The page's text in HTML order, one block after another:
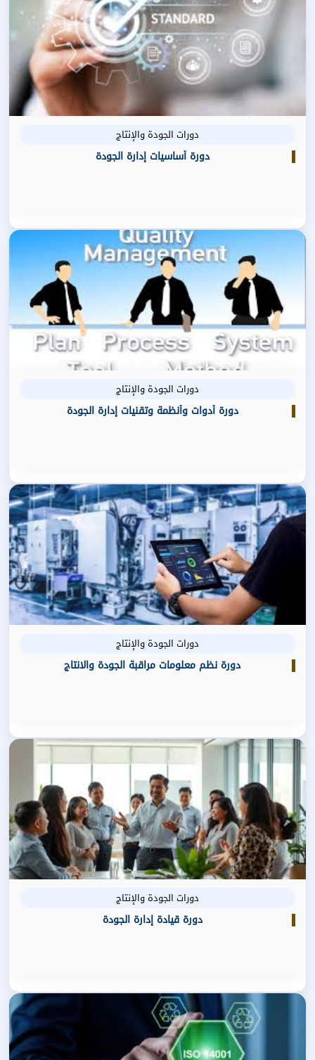
دورات الجودة والإنتاج
دورة أساسيات إدارة الجودة
دورات الجودة والإنتاج
دورة أدوات وأنظمة وتقنيات إدارة الجودة
دورات الجودة والإنتاج
دورة نظم معلومات مراقبة الجودة والانتاج
دورات الجودة والإنتاج
دورة قيادة إدارة الجودة